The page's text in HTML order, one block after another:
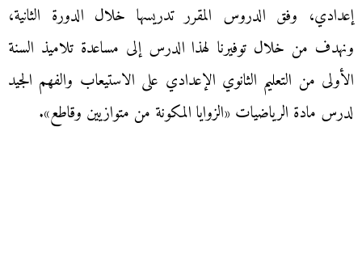
إعدادي، وفق الدروس المقرر تدريسها خلال الدورة الثانية،
ونهدف من خلال توفيرنا لهذا الدرس إلى مساعدة تلاميذ السنة
الأولى من التعليم الثانوي الإعدادي على الاستيعاب والفهم الجيد
لدرس مادة الرياضيات «الزوايا المكونة من متوازيين وقاطع».